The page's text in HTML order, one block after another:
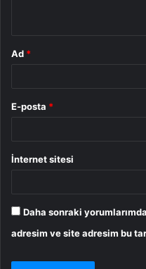
Ad *
E-posta *
İnternet sitesi
Daha sonraki
adresim ve site adresim bu